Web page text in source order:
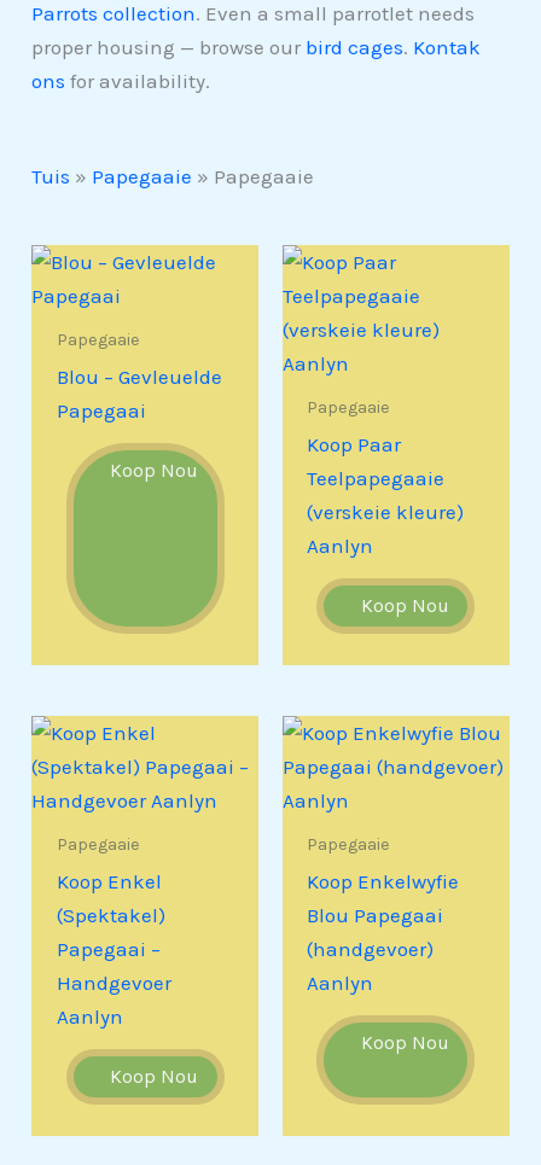
Parrots collection. Even a small parrotlet needs
proper housing — browse our bird cages. Kontak
ons for availability.
Tuis » Papegaaie » Papegaaie
Papegaaie
Blou – Gevleuelde
Papegaai
Koop Nou
Papegaaie
Koop Paar
Teelpapegaaie
(verskeie kleure)
Aanlyn
Koop Nou
Papegaaie
Koop Enkel
(Spektakel)
Papegaai –
Handgevoer
Aanlyn
Koop Nou
Papegaaie
Koop Enkelwyfie
Blou Papegaai
(handgevoer)
Aanlyn
Koop Nou